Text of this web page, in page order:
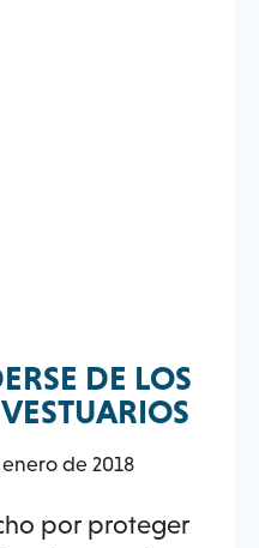
DE LOS
enero de 2018
por proteger